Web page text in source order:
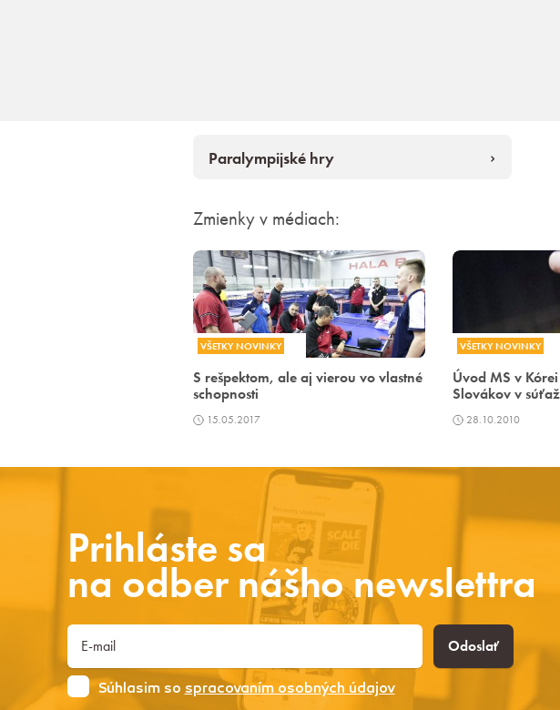
Paralympijské hry
Zmienky v médiach:
VŠETKY NOVINKY
S rešpektom, ale aj vierou vo vlastné
schopnosti
15.05.2017
VŠETKY NOVINKY
Úvod MS v
Slovákov v
28.10.2010
Prihláste sa
na odber nášho newslettra
Odoslať
Súhlasim so spracovaním osobných údajov